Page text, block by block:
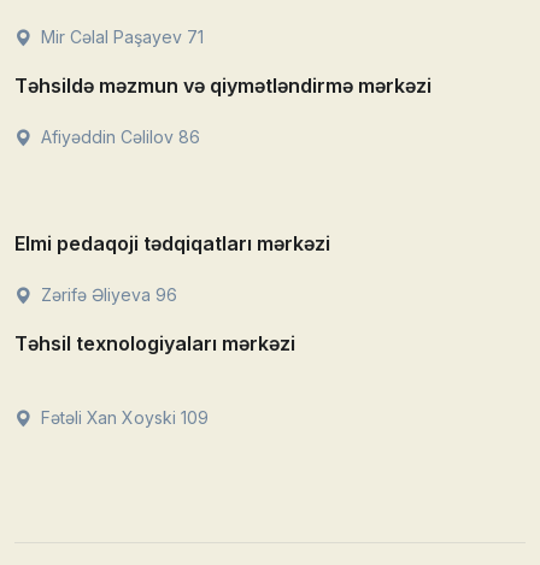
Mir Cəlal Paşayev 71
Təhsildə məzmun və qiymətləndirmə mərkəzi
Afiyəddin Cəlilov 86
Elmi pedaqoji tədqiqatları mərkəzi
Zərifə Əliyeva 96
Təhsil texnologiyaları mərkəzi
Fətəli Xan Xoyski 109